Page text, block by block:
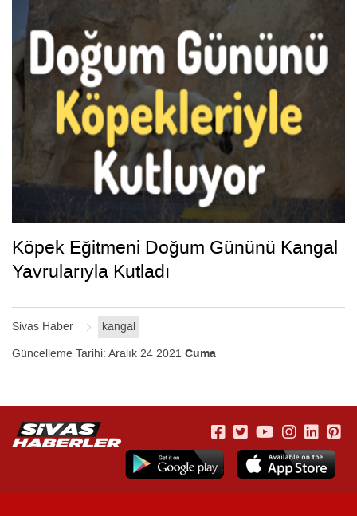
Sivas Haber
kangal
Güncelleme Tarihi: Aralık 24 2021 Cuma
Köpek Eğitmeni Doğum Gününü Kangal
Yavrularıyla Kutladı